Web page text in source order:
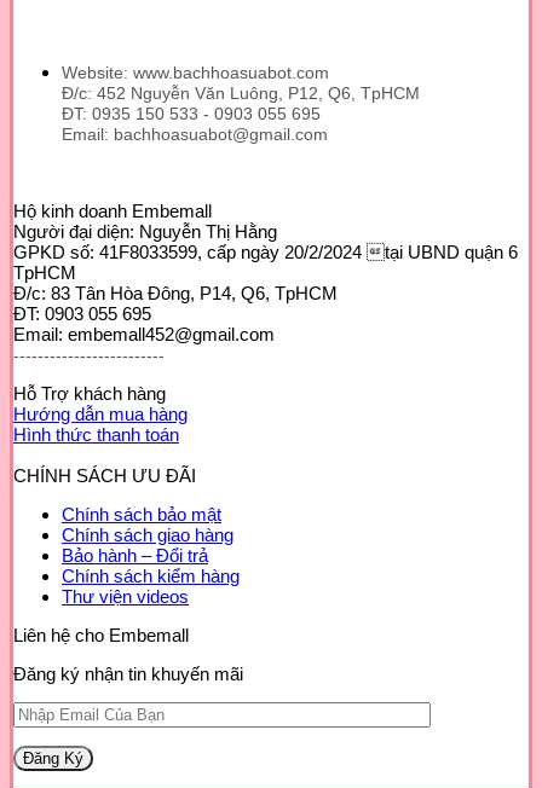
Website: www.bachhoasuabot.com
Đ/c: 452 Nguyễn Văn Luông, P12, Q6, TpHCM
ĐT: 0935 150 533 - 0903 055 695
Email: bachhoasuabot@gmail.com
Hộ kinh doanh Embemall
Người đại diện: Nguyễn Thị Hằng
GPKD số: 41F8033599, cấp ngày 20/2/2024 tại UBND quận 6
TpHCM
Đ/c: 83 Tân Hòa Đông, P14, Q6, TpHCM
ĐT: 0903 055 695
Email: embemall452@gmail.com
-------------------------
Hỗ Trợ khách hàng
Hướng dẫn mua hàng
Hình thức thanh toán
CHÍNH SÁCH ƯU ĐÃI
Chính sách bảo mật
Chính sách giao hàng
Bảo hành – Đổi trả
Chính sách kiểm hàng
Thư viện videos
Liên hệ cho Embemall
Đăng ký nhận tin khuyến mãi